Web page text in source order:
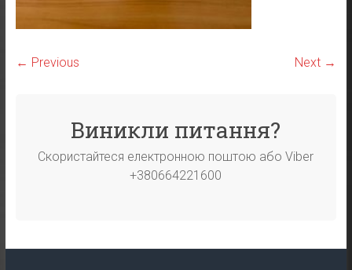
← Previous Next →
Виникли питання?
Скористайтеся електронною поштою або Viber
+380664221600